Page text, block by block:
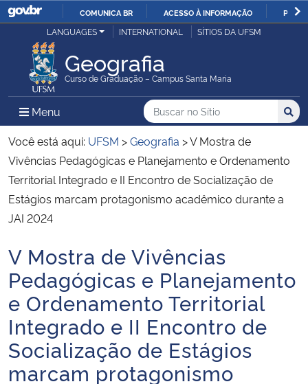
IR
O
COMUNICA BR ACESSO À INFORMAÇÃO
Ministério da Justiça e Segurança Pública
Ministério da Defesa
Ministério das Relações Exteriores
Ministério da Economia
Ministério da Infraestrutura
Ministério da Educação
Ministério da Cidadania
Ministério da Saúde
LANGUAGES INTERNATIONAL SÍTIOS DA UFSM
Geografia
Curso de Graduação – Campus Santa Maria
Menu Menu Principal do Sítio
Busca
Buscar no no Sítio
Busca:
Você está aqui: UFSM >Geografia >V Mostra de
Vivências Pedagógicas e Planejamento e Ordenamento
Territorial Integrado e II Encontro de Socialização de
Estágios marcam protagonismo acadêmico durante a
JAI 2024
Início do conteúdo
V Mostra de Vivências
Pedagógicas e Planejamento
e Ordenamento Territorial
Integrado e II Encontro de
Socialização de Estágios
marcam protagonismo